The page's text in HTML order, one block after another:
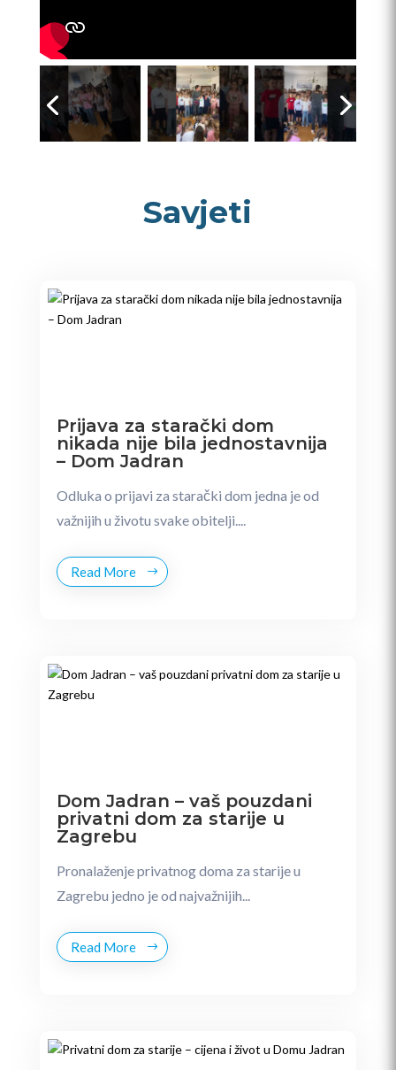
Savjeti
Prijava za starački dom
nikada nije bila jednostavnija
– Dom Jadran
Odluka o prijavi za starački dom jedna je od
važnijih u životu svake obitelji....
Read More
Dom Jadran – vaš pouzdani
privatni dom za starije u
Zagrebu
Pronalaženje privatnog doma za starije u
Zagrebu jedno je od najvažnijih...
Read More